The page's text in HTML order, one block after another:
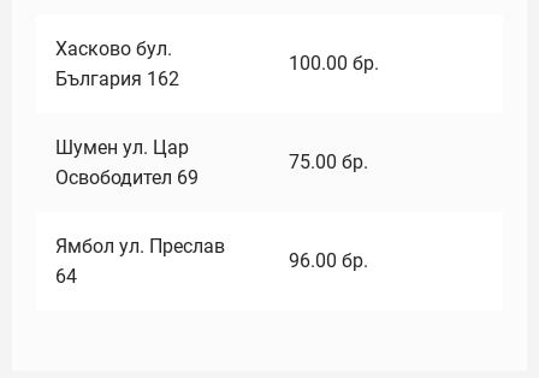
Хасково бул.
България 162
100.00 бр.
Шумен ул. Цар
Освободител 69
75.00 бр.
Ямбол ул. Преслав
64
96.00 бр.